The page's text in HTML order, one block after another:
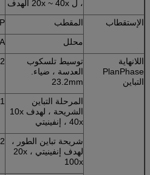
، ل 20x ~ 40x الهدف
الإستقطاب المقطب
محلل
اللانهاية
PlanPhase
التباين
توسيط تلسكوب
العدسة ، ضياء.
23.2mm
المرحلة التباين
الشريحة ، لهدف 10x
، 40x إنفينيتي
شريحة تباين الطور ،
لهدف إنفينيتي 20x ،
100x